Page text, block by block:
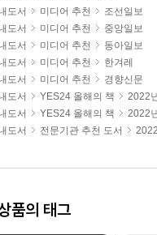
도서 미디어 추천
조선일보
도서
미디어 추천
중앙일보
도서
미디어 추천
동아일보
도서
미디어 추천
한겨레
도서
미디어 추천
경향신문
도서
YES24 올해의 책
2022
도서
YES24 올해의 책
2022
도서
전문기관 추천 도서
품의 태그